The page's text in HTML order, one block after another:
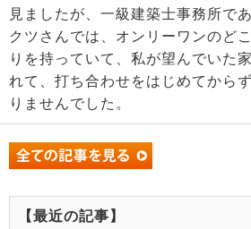
見ましたが、一級建築士事務所で
クツさんでは、オンリーワンのど
りを持っていて、私が望んでいた
れて、打ち合わせをはじめてから
りませんでした。
【最近の記事】